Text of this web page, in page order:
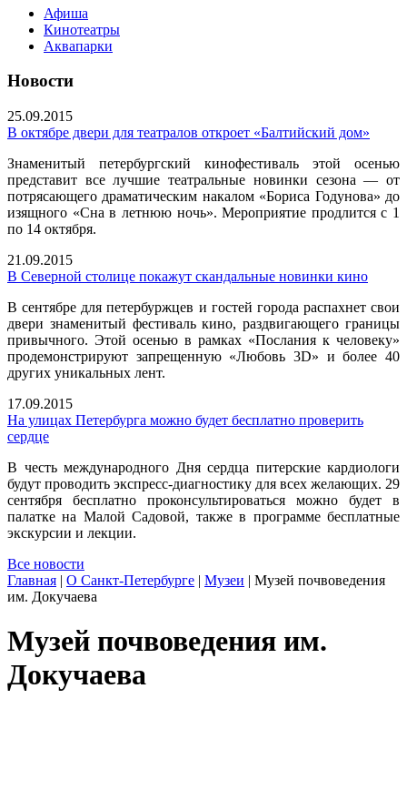
Афиша
Кинотеатры
Аквапарки
Новости
25.09.2015
В октябре двери для театралов откроет «Балтийский дом»
Знаменитый петербургский кинофестиваль этой осенью
представит все лучшие театральные новинки сезона — от
потрясающего драматическим накалом «Бориса Годунова» до
изящного «Сна в летнюю ночь». Мероприятие продлится с 1
по 14 октября.
21.09.2015
В Северной столице покажут скандальные новинки кино
В сентябре для петербуржцев и гостей города распахнет свои
двери знаменитый фестиваль кино, раздвигающего границы
привычного. Этой осенью в рамках «Послания к человеку»
продемонстрируют запрещенную «Любовь 3D» и более 40
других уникальных лент.
17.09.2015
На улицах Петербурга можно будет бесплатно проверить
сердце
В честь международного Дня сердца питерские кардиологи
будут проводить экспресс-диагностику для всех желающих. 29
сентября бесплатно проконсультироваться можно будет в
палатке на Малой Садовой, также в программе бесплатные
экскурсии и лекции.
Все новости
Главная | О Санкт-Петербурге | Музеи | Музей почвоведения
им. Докучаева
Музей почвоведения им.
Докучаева